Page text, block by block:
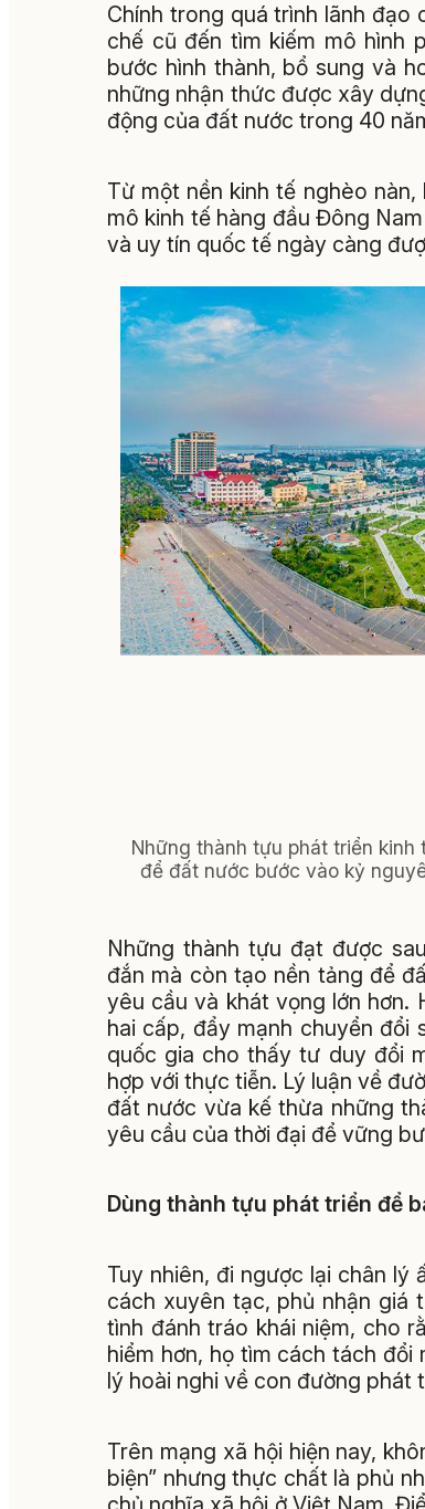
Chính trong quá trình lãnh
chế cũ đến tìm kiếm mô hình
bước hình thành, bổ sung và
những nhận thức được xây
động của đất nước trong 40
Từ một nền kinh tế nghèo
mô kinh tế hàng đầu Đông
và uy tín quốc tế ngày càng
Những thành tựu phát triển
để đất nước bước vào kỷ
Những thành tựu đạt được
đắn mà còn tạo nền tảng để
yêu cầu và khát vọng lớn hơn.
hai cấp, đẩy mạnh chuyển đổi
quốc gia cho thấy tư duy đổi
hợp với thực tiễn. Lý luận về
đất nước vừa kế thừa những
yêu cầu của thời đại để vững
Dùng thành tựu phát triển để
Tuy nhiên, đi ngược lại chân
cách xuyên tạc, phủ nhận giá
tình đánh tráo khái niệm, cho
hiểm hơn, họ tìm cách tách
lý hoài nghi về con đường phát
Trên mạng xã hội hiện nay,
biện” nhưng thực chất là phủ